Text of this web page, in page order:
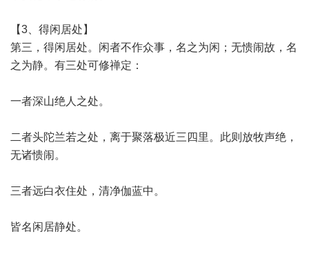
【3、得闲居处】
第三，得闲居处。闲者不作众事，名之为闲；无愦闹故，名
之为静。有三处可修禅定：
一者深山绝人之处。
二者头陀兰若之处，离于聚落极近三四里。此则放牧声绝，
无诸愦闹。
三者远白衣住处，清净伽蓝中。
皆名闲居静处。